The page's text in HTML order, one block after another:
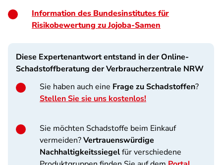
Information des Bundesinstitutes für
Risikobewertung zu Jojoba-Samen
Diese Expertenantwort entstand in der Online-
Schadstoffberatung der Verbraucherzentrale NRW
Sie haben auch eine Frage zu Schadstoffen?
Stellen Sie sie uns kostenlos!
Sie möchten Schadstoffe beim Einkauf
vermeiden?Vertrauenswürdige
Nachhaltigkeitssiegelfür verschiedene